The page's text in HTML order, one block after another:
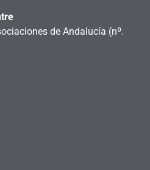
de Andalucía (nº.